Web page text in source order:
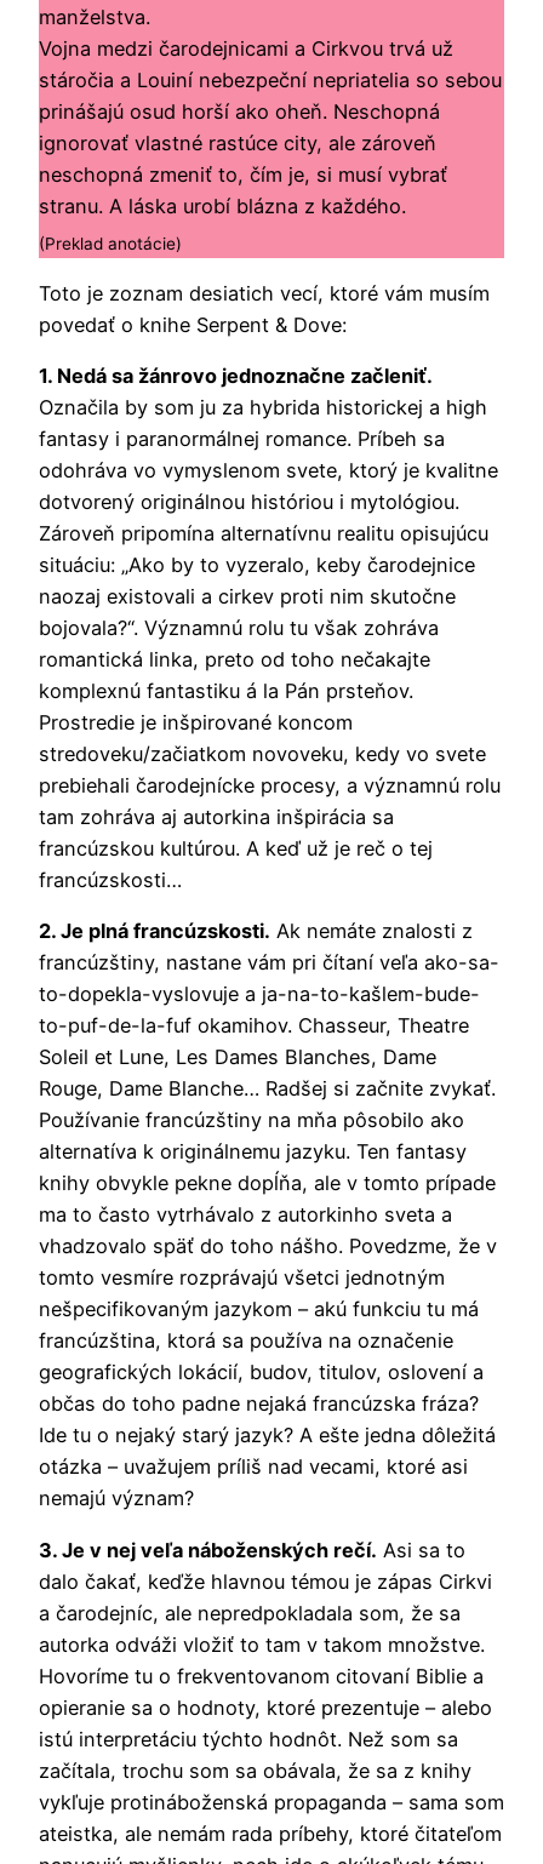
manželstva.
Vojna medzi čarodejnicami a Cirkvou trvá už
stáročia a Louiní nebezpeční nepriatelia so sebou
prinášajú osud horší ako oheň. Neschopná
ignorovať vlastné rastúce city, ale zároveň
neschopná zmeniť to, čím je, si musí vybrať
stranu. A láska urobí blázna z každého.
(Preklad anotácie)
Toto je zoznam desiatich vecí, ktoré vám musím
povedať o knihe Serpent & Dove:
1. Nedá sa žánrovo jednoznačne začleniť.
Označila by som ju za hybrida historickej a high
fantasy i paranormálnej romance. Príbeh sa
odohráva vo vymyslenom svete, ktorý je kvalitne
dotvorený originálnou históriou i mytológiou.
Zároveň pripomína alternatívnu realitu opisujúcu
situáciu: „Ako by to vyzeralo, keby čarodejnice
naozaj existovali a cirkev proti nim skutočne
bojovala?“. Významnú rolu tu však zohráva
romantická linka, preto od toho nečakajte
komplexnú fantastiku á la Pán prsteňov.
Prostredie je inšpirované koncom
stredoveku/začiatkom novoveku, kedy vo svete
prebiehali čarodejnícke procesy, a významnú rolu
tam zohráva aj autorkina inšpirácia sa
francúzskou kultúrou. A keď už je reč o tej
francúzskosti…
2. Je plná francúzskosti. Ak nemáte znalosti z
francúzštiny, nastane vám pri čítaní veľa ako-sa-
to-dopekla-vyslovuje a ja-na-to-kašlem-bude-
to-puf-de-la-fuf okamihov. Chasseur, Theatre
Soleil et Lune, Les Dames Blanches, Dame
Rouge, Dame Blanche… Radšej si začnite zvykať.
Používanie francúzštiny na mňa pôsobilo ako
alternatíva k originálnemu jazyku. Ten fantasy
knihy obvykle pekne dopĺňa, ale v tomto prípade
ma to často vytrhávalo z autorkinho sveta a
vhadzovalo späť do toho nášho. Povedzme, že v
tomto vesmíre rozprávajú všetci jednotným
nešpecifikovaným jazykom – akú funkciu tu má
francúzština, ktorá sa používa na označenie
geografických lokácií, budov, titulov, oslovení a
občas do toho padne nejaká francúzska fráza?
Ide tu o nejaký starý jazyk? A ešte jedna dôležitá
otázka – uvažujem príliš nad vecami, ktoré asi
nemajú význam?
3. Je v nej veľa náboženských rečí. Asi sa to
dalo čakať, keďže hlavnou témou je zápas Cirkvi
a čarodejníc, ale nepredpokladala som, že sa
autorka odváži vložiť to tam v takom množstve.
Hovoríme tu o frekventovanom citovaní Biblie a
opieranie sa o hodnoty, ktoré prezentuje – alebo
istú interpretáciu týchto hodnôt. Než som sa
začítala, trochu som sa obávala, že sa z knihy
vykľuje protináboženská propaganda – sama som
ateistka, ale nemám rada príbehy, ktoré čitateľom